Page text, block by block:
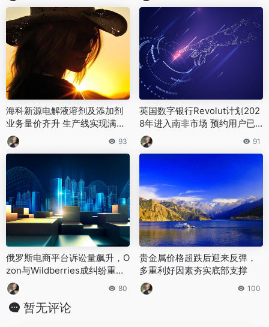
海科新源电解液溶剂及添加剂
业务量价齐升 生产线实现满产
满销
93
英国数字银行Revolut计划202
8年进入南非市场 预约用户已
近10万
91
‌俄罗斯电商平台诉讼量飙升，O
zon与Wildberries成纠纷重灾
区‌
80
贵金属价格超跌后迎来反弹，
多重利好因素夯实底部支撑
100
暂无评论